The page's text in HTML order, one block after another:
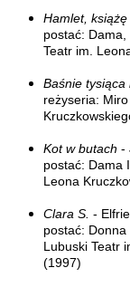
Hamlet, książę
postać:
Teatr im.
Baśnie tysiąca
reżyseria:
Kot w butach -
postać: Dama
Leona
Clara S. -
postać: Donna
Lubuski Teatr
(1997)